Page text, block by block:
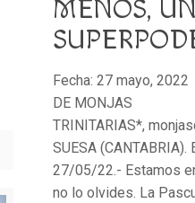
MENOS, UN
Fecha: 27 mayo,
DE MONJAS
TRINITARIAS*,
SUESA (CANTABRIA).
27/05/22.- Estamos
no lo olvides. La